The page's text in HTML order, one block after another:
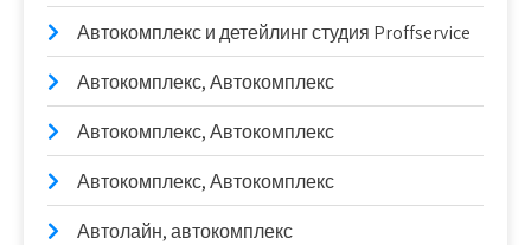
Автокомплекс и детейлинг студия Proffservice
Автокомплекс, Автокомплекс
Автокомплекс, Автокомплекс
Автокомплекс, Автокомплекс
Автолайн, автокомплекс